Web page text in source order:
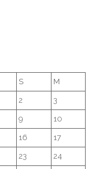
S M
2 3
9 10
16 17
23 24